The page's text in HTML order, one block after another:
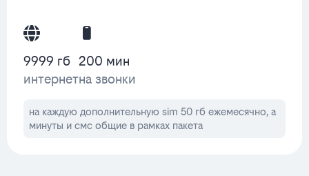
9999 гб
интернет
200 мин
на звонки
на каждую дополнительную sim 50 гб ежемесячно, а
минуты и смс общие в рамках пакета